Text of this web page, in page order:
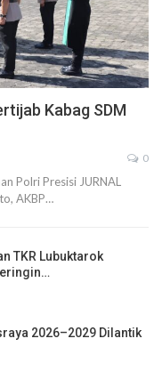
Kabag SDM
0
Polri Presisi JURNAL
AKBP…
TKR Lubuktarok
2026–2029 Dilantik